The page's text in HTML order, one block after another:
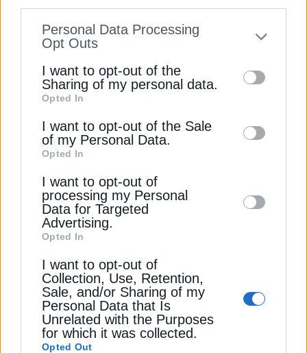
to your opt-out. You may separately opt-out
information by third parties on the IAB’s list
of downstream participants. This
information may also be disclosed by us to
third parties on theIAB’s List of
Downstream Participants
disclose it to other third parties.
Personal Data Processing
Opt Outs
I want to opt-out of the
Sharing of my personal data.
Opted In
I want to opt-out of the Sale
of my Personal Data.
Opted In
I want to opt-out of
processing my Personal
Data for Targeted
Advertising.
Opted In
I want to opt-out of
Collection, Use, Retention,
Sale, and/or Sharing of my
Personal Data that Is
Unrelated with the Purposes
for which it was collected.
Opted Out
Το άνοιγμα της Revoil στις ΑΠΕ
Η Revoil εξαγόρασε εταιρεία που
δραστηριοποιείται στον χώρο των ΑΠΕ
Καύσιμα: Πώς σχολιάζει η αγορά τα νέα μέτρα της
κυβέρνησης
REVOIL ΟΙΚΟΝΟΜΙΚΑ ΑΠΟΤΕΛΕΣΜΑΤΑ
ΔΕΊΤΕ ΕΠΊΣΗΣ